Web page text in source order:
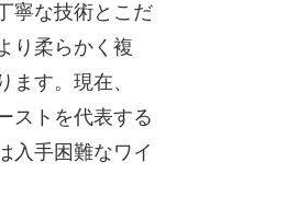
寧な技術とこだ
り柔らかく複
ます。現在、
ストを代表する
入手困難なワイ